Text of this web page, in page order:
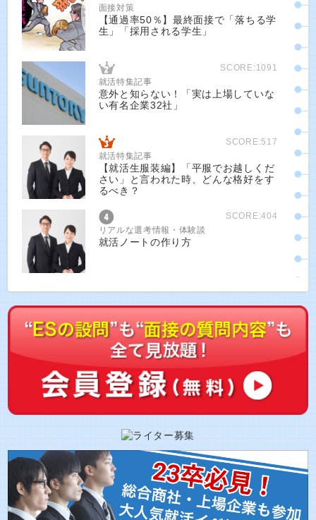
面接対策
【通過率50％】最終面接で「落ちる学
生」「採用される学生」
SCORE:1091
就活特集記事
意外と知らない！「実は上場していな
い有名企業32社」
SCORE:517
就活特集記事
【就活生服装編】「平服でお越しくだ
さい」と言われた時、どんな格好をす
るべき？
SCORE:404
リアルな選考情報・体験談
就活ノートの作り方